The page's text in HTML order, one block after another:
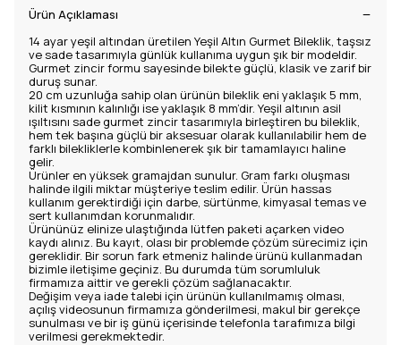
Ürün Açıklaması
14 ayar yeşil altından üretilen Yeşil Altın Gurmet Bileklik, taşsız
ve sade tasarımıyla günlük kullanıma uygun şık bir modeldir.
Gurmet zincir formu sayesinde bilekte güçlü, klasik ve zarif bir
duruş sunar.
20 cm uzunluğa sahip olan ürünün bileklik eni yaklaşık 5 mm,
kilit kısmının kalınlığı ise yaklaşık 8 mm’dir. Yeşil altının asil
ışıltısını sade gurmet zincir tasarımıyla birleştiren bu bileklik,
hem tek başına güçlü bir aksesuar olarak kullanılabilir hem de
farklı bilekliklerle kombinlenerek şık bir tamamlayıcı haline
gelir.
Ürünler en yüksek gramajdan sunulur. Gram farkı oluşması
halinde ilgili miktar müşteriye teslim edilir. Ürün hassas
kullanım gerektirdiği için darbe, sürtünme, kimyasal temas ve
sert kullanımdan korunmalıdır.
Ürününüz elinize ulaştığında lütfen paketi açarken video
kaydı alınız. Bu kayıt, olası bir problemde çözüm sürecimiz için
gereklidir. Bir sorun fark etmeniz halinde ürünü kullanmadan
bizimle iletişime geçiniz. Bu durumda tüm sorumluluk
firmamıza aittir ve gerekli çözüm sağlanacaktır.
Değişim veya iade talebi için ürünün kullanılmamış olması,
açılış videosunun firmamıza gönderilmesi, makul bir gerekçe
sunulması ve bir iş günü içerisinde telefonla tarafımıza bilgi
verilmesi gerekmektedir.